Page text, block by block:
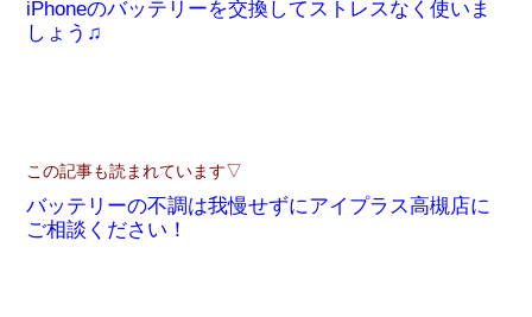
iPhoneのバッテリーを交換してストレスなく使いま
しょう♫
この記事も読まれています▽
バッテリーの不調は我慢せずにアイプラス高槻店に
ご相談ください！